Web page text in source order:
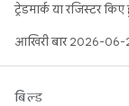
ट्रेडमार्क या रजिस्टर किए
आखिरी बार 2026-06-
बिल्ड